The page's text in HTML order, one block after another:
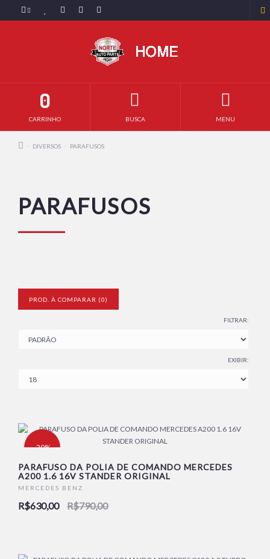
MENU
BUSCA
0
CARRINHO
DIVERSOS PARAFUSOS
PARAFUSOS
PROD. À COMPARAR (0)
FILTRAR:
EXIBIR:
-20%
NOVO
PARAFUSO DA POLIA DE COMANDO MERCEDES
A200 1.6 16V STANDER ORIGINAL
MERCEDES BENZ
R$630,00 R$790,00